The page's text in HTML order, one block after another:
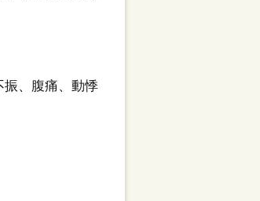
振、腹痛、動悸